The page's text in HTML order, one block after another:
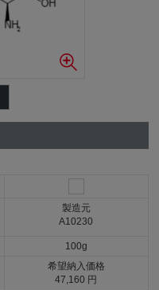
製造元
A10230
100g
希望納入価格
47,160 円